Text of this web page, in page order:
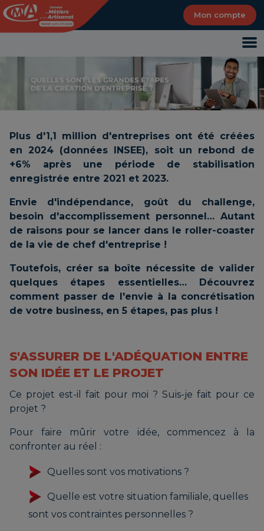
Mon compte
Plus d'1,1 million d'entreprises ont été créées
en 2024 (données INSEE), soit un rebond de
+6% après une période de stabilisation
enregistrée entre 2021 et 2023.
Envie d'indépendance, goût du challenge,
besoin d'accomplissement personnel… Autant
de raisons pour se lancer dans le roller-coaster
de la vie de chef d'entreprise !
Toutefois, créer sa boîte nécessite de valider
quelques étapes essentielles… Découvrez
comment passer de l'envie à la concrétisation
de votre business, en 5 étapes, pas plus !
S'ASSURER DE L'ADÉQUATION ENTRE
SON IDÉE ET LE PROJET
Ce projet est-il fait pour moi ? Suis-je fait pour ce
projet ?
Pour faire mûrir votre idée, commencez à la
confronter au réel :
Quelles sont vos motivations ?
Quelle est votre situation familiale, quelles
sont vos contraintes personnelles ?
Panneau de gestion des cookies